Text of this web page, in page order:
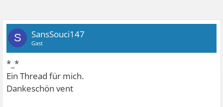
S SansSouci147
Gast
*_*
Ein Thread für mich.
Dankeschön vent